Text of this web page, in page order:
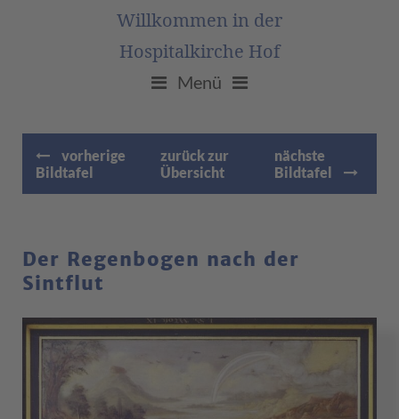
Willkommen in der
Hospitalkirche Hof
Menü
vorherige
Bildtafel
zurück zur
Übersicht
nächste
Bildtafel
Der Regenbogen nach der
Sintflut